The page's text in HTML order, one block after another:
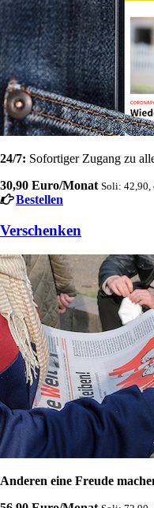
24/7: Sofortiger Zugang zu
30,90 Euro/Monat Soli: 42,90,
Bestellen
Verschenken
Anderen eine Freude